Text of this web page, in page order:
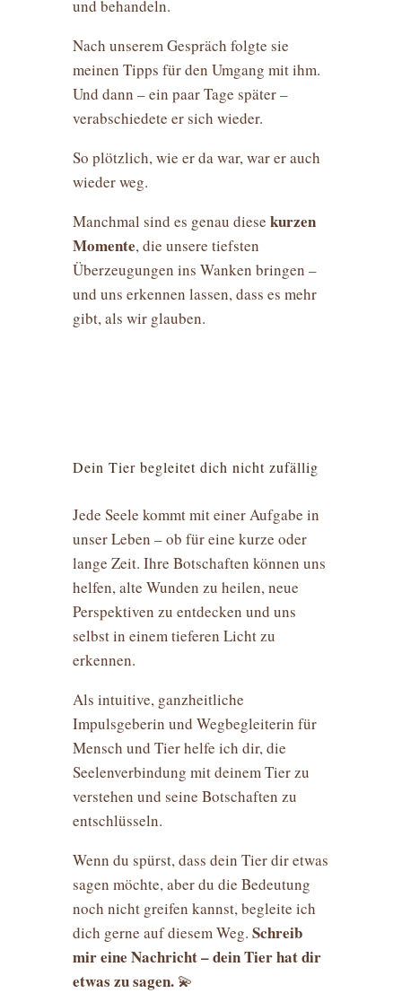
und behandeln.
Nach unserem Gespräch folgte sie
meinen Tipps für den Umgang mit ihm.
Und dann – ein paar Tage später –
verabschiedete er sich wieder.
So plötzlich, wie er da war, war er auch
wieder weg.
Manchmal sind es genau diese kurzen
Momente, die unsere tiefsten
Überzeugungen ins Wanken bringen –
und uns erkennen lassen, dass es mehr
gibt, als wir glauben.
Dein Tier begleitet dich nicht zufällig
Jede Seele kommt mit einer Aufgabe in
unser Leben – ob für eine kurze oder
lange Zeit. Ihre Botschaften können uns
helfen, alte Wunden zu heilen, neue
Perspektiven zu entdecken und uns
selbst in einem tieferen Licht zu
erkennen.
Als intuitive, ganzheitliche
Impulsgeberin und Wegbegleiterin für
Mensch und Tier helfe ich dir, die
Seelenverbindung mit deinem Tier zu
verstehen und seine Botschaften zu
entschlüsseln.
Wenn du spürst, dass dein Tier dir etwas
sagen möchte, aber du die Bedeutung
noch nicht greifen kannst, begleite ich
dich gerne auf diesem Weg. Schreib
mir eine Nachricht – dein Tier hat dir
etwas zu sagen.💫